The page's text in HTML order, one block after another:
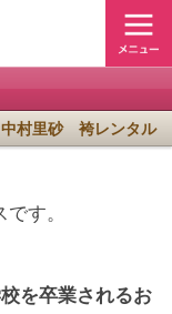
村里砂 袴レンタル
す。
を卒業されるお